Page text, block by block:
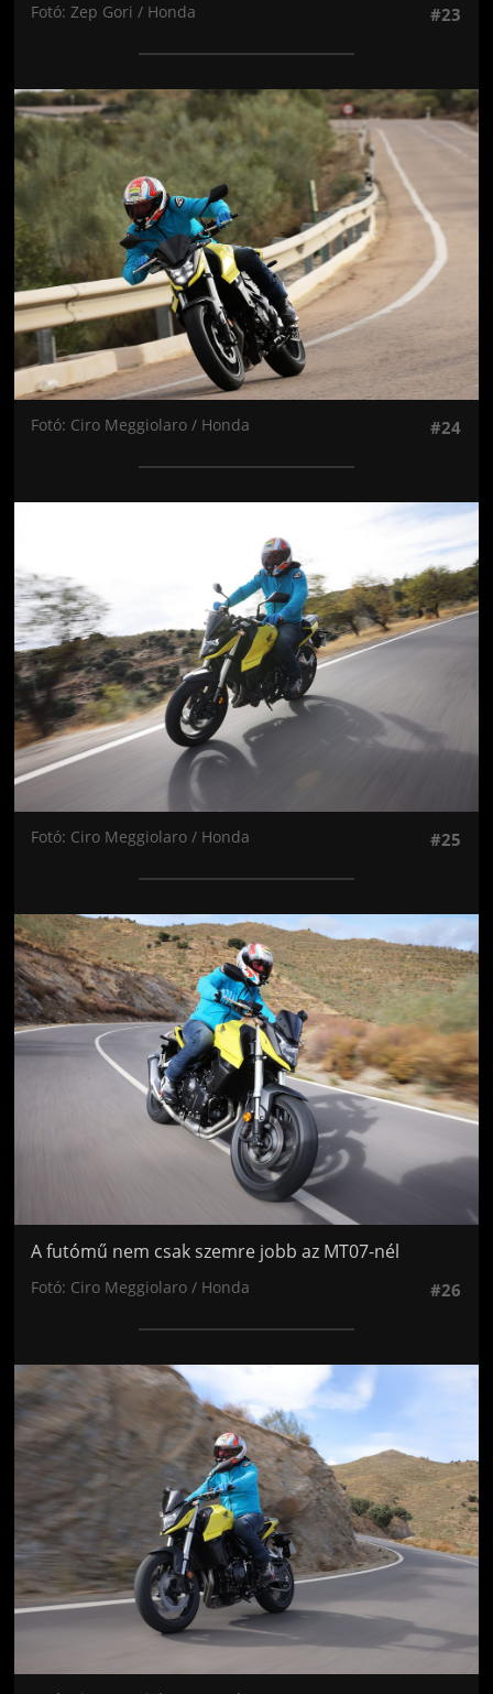
Fotó: Zep Gori / Honda #23
Jön még kép!
Fotó: Ciro Meggiolaro / Honda #24
Jön még kép!
Fotó: Ciro Meggiolaro / Honda #25
Jön még kép!
A futómű nem csak szemre jobb az MT07-nél
Fotó: Ciro Meggiolaro / Honda #26
Jön még kép!